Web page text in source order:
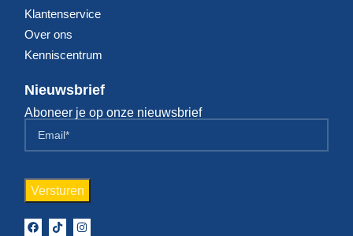
Klantenservice
Over ons
Kenniscentrum
Nieuwsbrief
Aboneer je op onze nieuwsbrief